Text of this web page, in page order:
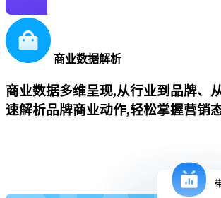
商业数据解析
商业数据多维呈现,从行业到品牌、
速解析品牌商业动作,轻松掌握营销态